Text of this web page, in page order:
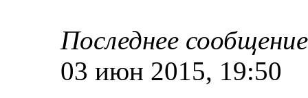
Последнее сообщение
03 июн 2015, 19:50